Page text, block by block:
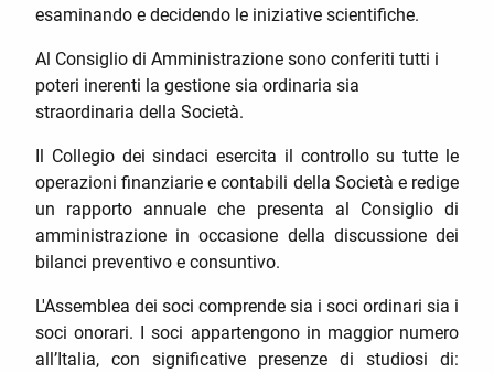
esaminando e decidendo le iniziative scientifiche.
Al Consiglio di Amministrazione sono conferiti tutti i
poteri inerenti la gestione sia ordinaria sia
straordinaria della Società.
Il Collegio dei sindaci esercita il controllo su tutte le
operazioni finanziarie e contabili della Società e redige
un rapporto annuale che presenta al Consiglio di
amministrazione in occasione della discussione dei
bilanci preventivo e consuntivo.
L'Assemblea dei soci comprende sia i soci ordinari sia i
soci onorari. I soci appartengono in maggior numero
all’Italia, con significative presenze di studiosi di: